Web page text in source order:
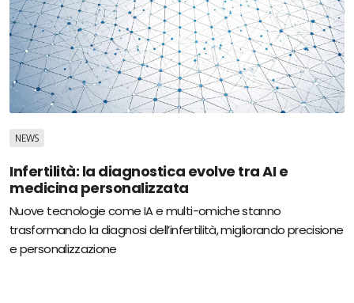
NEWS
Infertilità: la diagnostica evolve tra AI e
medicina personalizzata
Nuove tecnologie come IA e multi-omiche stanno
trasformando la diagnosi dell’infertilità, migliorando precisione
e personalizzazione